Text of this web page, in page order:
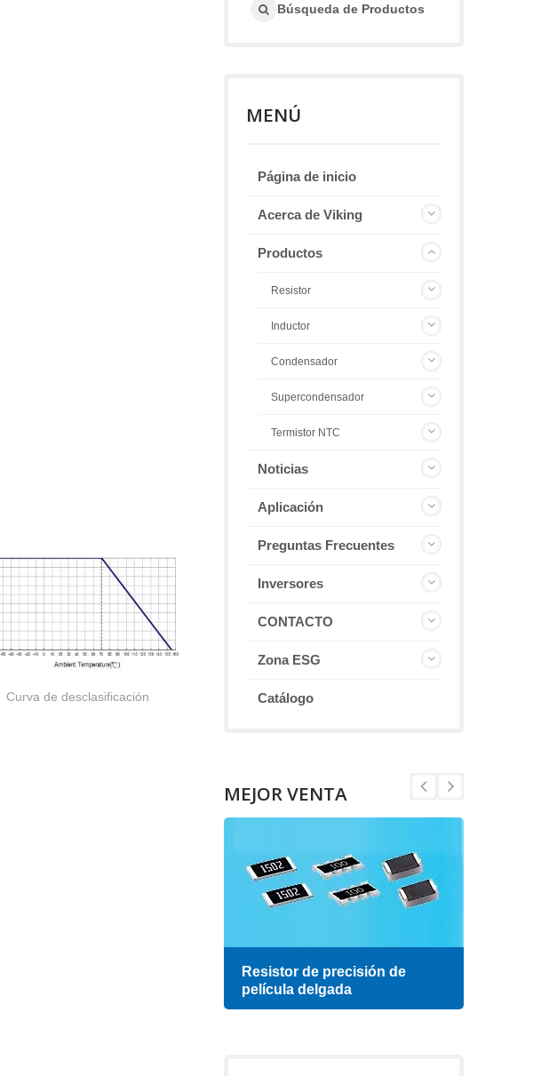
Curva de desclasificación
Búsqueda de Productos
MENÚ
Página de inicio
Acerca de Viking
Productos
Resistor
Inductor
Condensador
Supercondensador
Termistor NTC
Noticias
Aplicación
Preguntas Frecuentes
Inversores
CONTACTO
Zona ESG
Catálogo
MEJOR VENTA
Resistor de precisión de
película delgada